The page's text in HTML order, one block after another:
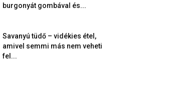
burgonyát gombával és...
Savanyú tüdő – vidékies étel,
amivel semmi más nem veheti
fel...